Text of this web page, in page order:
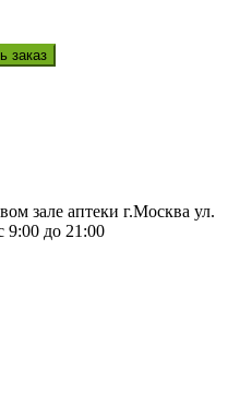
зале аптеки г.Москва ул.
9:00 до 21:00